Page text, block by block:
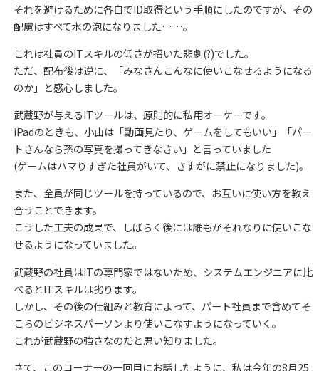
それを避けるために各自でID取得という手順にしたのですが、その
配慮はすべて水の泡になりました……。
これは社員のITスキルの低さが招いた悲劇(?)でした。
ただ、配布後は逆に、「みなさんこんなに使いこなせるようになる
のか」と感心しました。
武蔵野が与えるITツールは、原則的に私用オーケーです。
iPadのときも、小山は「動画見たり、ゲームをしてもいい」「パー
トさんなら孫の写真を撮ってきなさい」と言っていました
(ゲームはハマりすぎた社員がいて、さすがに禁止になりました)。
また、全員が同じツールを持っているので、お互いに使い方を教え
合うことできます。
こうした工夫の成果で、しばらく後には誰もがそれなりに使いこな
せるようになっていました。
武蔵野の社員はITの専門家ではないため、システムエンジニアに比
べるとITスキルは劣ります。
しかし、その後の仕組みと教育によって、パート社員まで含めてそ
こらのビジネスパーソンより使いこなすようになっていく。
これが武蔵野の強さなのだと思い知りました。
さて、このコーナーの一回目にお話したように、私は今年の8月25